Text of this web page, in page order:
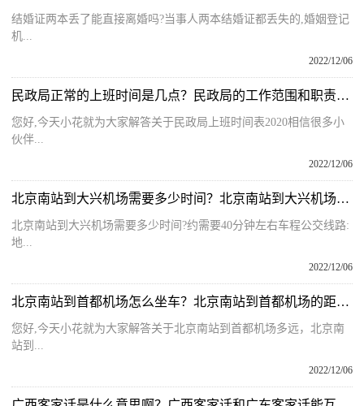
结婚证两本丢了能直接离婚吗?当事人两本结婚证都丢失的,婚姻登记
机...
2022/12/06
民政局正常的上班时间是几点？民政局的工作范围和职责是什么呢？
您好,今天小花就为大家解答关于民政局上班时间表2020相信很多小
伙伴...
2022/12/06
北京南站到大兴机场需要多少时间？北京南站到大兴机场怎么走最方便？
北京南站到大兴机场需要多少时间?约需要40分钟左右车程公交线路:
地...
2022/12/06
北京南站到首都机场怎么坐车？北京南站到首都机场的距离多远呢？
您好,今天小花就为大家解答关于北京南站到首都机场多远，北京南
站到...
2022/12/06